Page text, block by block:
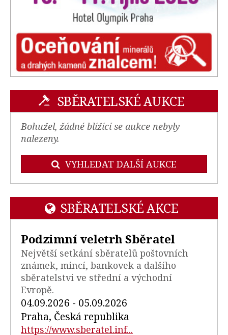
SBĚRATELSKÉ AUKCE
Bohužel, žádné blížící se aukce nebyly
nalezeny.
VYHLEDAT DALŠÍ AUKCE
SBĚRATELSKÉ AKCE
Podzimní veletrh Sběratel
Největší setkání sběratelů poštovních
známek, mincí, bankovek a dalšího
sběratelstvi ve střední a východní
Evropě.
04.09.2026 - 05.09.2026
Praha, Česká republika
https://www.sberatel.inf...